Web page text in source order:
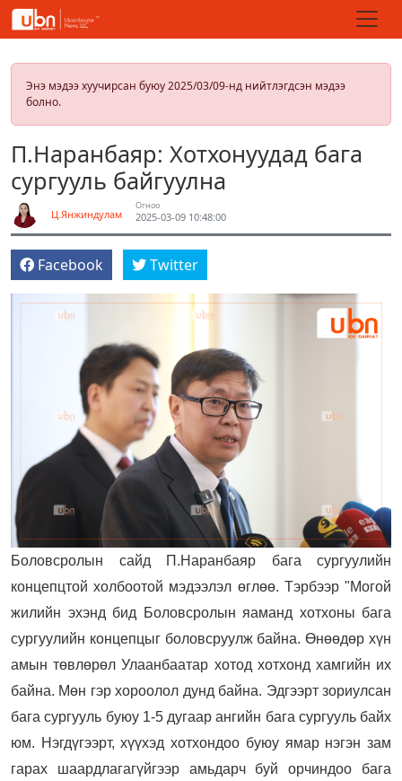
Энэ мэдээ хуучирсан буюу 2025/03/09-нд нийтлэгдсэн мэдээ
болно.
П.Наранбаяр: Хотхонуудад бага
сургууль байгуулна
Ц.Янжиндулам
Огноо
2025-03-09 10:48:00
Facebook Twitter
Боловсролын сайд П.Наранбаяр бага сургуулийн
концепцтой холбоотой мэдээлэл өглөө. Тэрбээр "Могой
жилийн эхэнд бид Боловсролын яаманд хотхоны бага
сургуулийн концепцыг боловсруулж байна. Өнөөдөр хүн
амын төвлөрөл Улаанбаатар хотод хотхонд хамгийн их
байна. Мөн гэр хороолол дунд байна. Эдгээрт зориулсан
бага сургууль буюу 1-5 дугаар ангийн бага сургууль байх
юм. Нэгдүгээрт, хүүхэд хотхондоо буюу ямар нэгэн зам
гарах шаардлагагүйгээр амьдарч буй орчиндоо бага